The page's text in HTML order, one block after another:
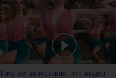
Ржу не переставая, это видео